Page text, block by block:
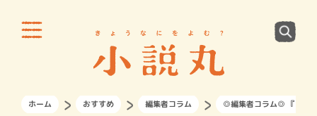
ホーム おすすめ 編集者コラム ◎編集者コラム◎ 『ウズ